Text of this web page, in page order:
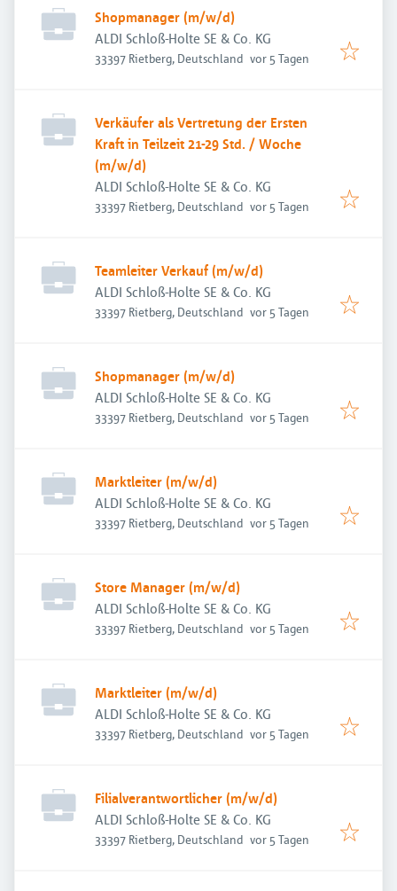
Shopmanager (m/w/d)
ALDI Schloß-Holte SE & Co. KG
33397 Rietberg, Deutschland Veröffentlicht
vor 5 Tagen
Verkäufer als Vertretung der Ersten
Kraft in Teilzeit 21-29 Std. / Woche
(m/w/d)
ALDI Schloß-Holte SE & Co. KG
33397 Rietberg, Deutschland Veröffentlicht
vor 5 Tagen
Teamleiter Verkauf (m/w/d)
ALDI Schloß-Holte SE & Co. KG
33397 Rietberg, Deutschland Veröffentlicht
vor 5 Tagen
Shopmanager (m/w/d)
ALDI Schloß-Holte SE & Co. KG
33397 Rietberg, Deutschland Veröffentlicht
vor 5 Tagen
Marktleiter (m/w/d)
ALDI Schloß-Holte SE & Co. KG
33397 Rietberg, Deutschland Veröffentlicht
vor 5 Tagen
Store Manager (m/w/d)
ALDI Schloß-Holte SE & Co. KG
33397 Rietberg, Deutschland Veröffentlicht
vor 5 Tagen
Marktleiter (m/w/d)
ALDI Schloß-Holte SE & Co. KG
33397 Rietberg, Deutschland Veröffentlicht
vor 5 Tagen
Filialverantwortlicher (m/w/d)
ALDI Schloß-Holte SE & Co. KG
33397 Rietberg, Deutschland Veröffentlicht
vor 5 Tagen